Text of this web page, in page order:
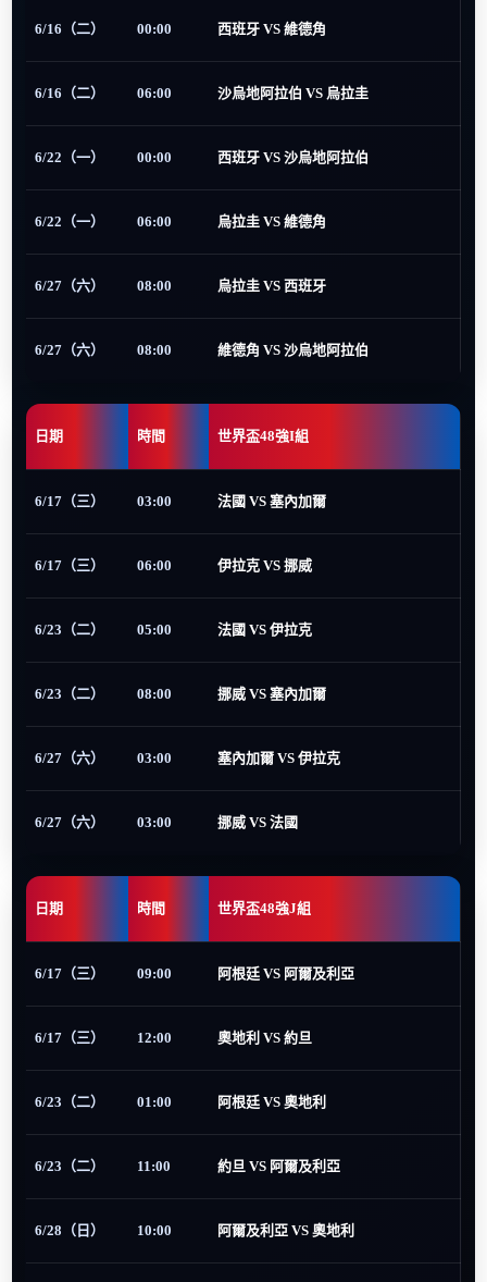
6/16（二） 00:00 西班牙 VS 維德角
6/16（二） 06:00 沙烏地阿拉伯 VS 烏拉圭
6/22（一） 00:00 西班牙 VS 沙烏地阿拉伯
6/22（一） 06:00 烏拉圭 VS 維德角
6/27（六） 08:00 烏拉圭 VS 西班牙
6/27（六） 08:00 維德角 VS 沙烏地阿拉伯
日期 時間 世界盃48強I組
6/17（三） 03:00 法國 VS 塞內加爾
6/17（三） 06:00 伊拉克 VS 挪威
6/23（二） 05:00 法國 VS 伊拉克
6/23（二） 08:00 挪威 VS 塞內加爾
6/27（六） 03:00 塞內加爾 VS 伊拉克
6/27（六） 03:00 挪威 VS 法國
日期 時間 世界盃48強J組
6/17（三） 09:00 阿根廷 VS 阿爾及利亞
6/17（三） 12:00 奧地利 VS 約旦
6/23（二） 01:00 阿根廷 VS 奧地利
6/23（二） 11:00 約旦 VS 阿爾及利亞
6/28（日） 10:00 阿爾及利亞 VS 奧地利